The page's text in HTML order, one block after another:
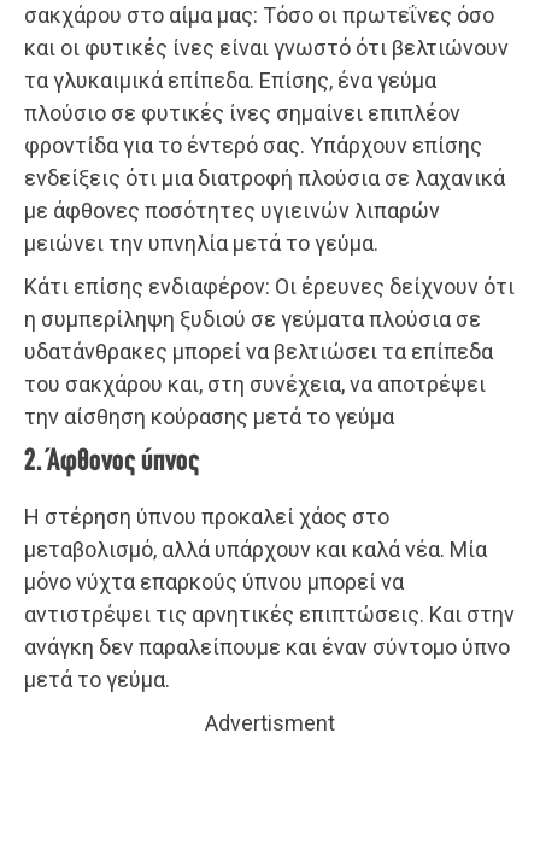
σακχάρου στο αίμα μας: Τόσο οι πρωτεΐνες όσο
και οι φυτικές ίνες είναι γνωστό ότι βελτιώνουν
τα γλυκαιμικά επίπεδα. Επίσης, ένα γεύμα
πλούσιο σε φυτικές ίνες σημαίνει επιπλέον
φροντίδα για το έντερό σας. Υπάρχουν επίσης
ενδείξεις ότι μια διατροφή πλούσια σε λαχανικά
με άφθονες ποσότητες υγιεινών λιπαρών
μειώνει την υπνηλία μετά το γεύμα.
Κάτι επίσης ενδιαφέρον: Οι έρευνες δείχνουν ότι
η συμπερίληψη ξυδιού σε γεύματα πλούσια σε
υδατάνθρακες μπορεί να βελτιώσει τα επίπεδα
του σακχάρου και, στη συνέχεια, να αποτρέψει
την αίσθηση κούρασης μετά το γεύμα
2. Άφθονος ύπνος
Η στέρηση ύπνου προκαλεί χάος στο
μεταβολισμό, αλλά υπάρχουν και καλά νέα. Μία
μόνο νύχτα επαρκούς ύπνου μπορεί να
αντιστρέψει τις αρνητικές επιπτώσεις. Και στην
ανάγκη δεν παραλείπουμε και έναν σύντομο ύπνο
μετά το γεύμα.
Advertisment